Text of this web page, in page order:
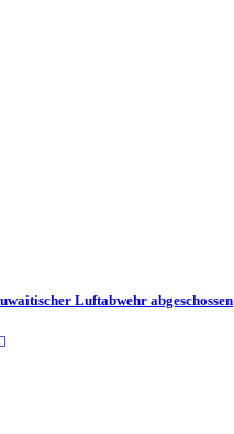
Luftabwehr abgeschossen